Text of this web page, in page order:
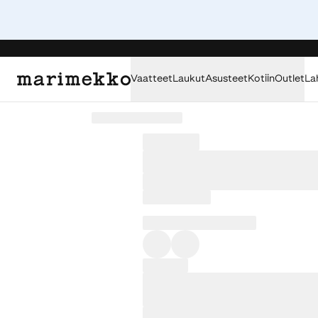
VaatteetLaukutAsusteetKotiinOutlet